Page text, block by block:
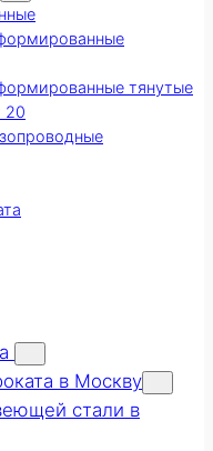
тянутые
20
в Москву
стали в